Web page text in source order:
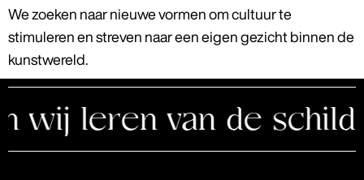
We zoeken naar nieuwe vormen om cultuur te
stimuleren en streven naar een eigen gezicht binnen de
kunstwereld.
van de schildpad?